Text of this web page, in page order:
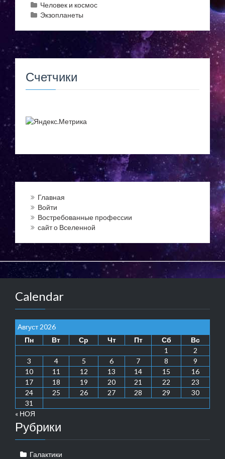
Человек и космос
Экзопланеты
Счетчики
Главная
Войти
Востребованные профессии
сайт о Вселенной
Calendar
Август 2026
Пн
Вт Ср Чт Пт Сб
Вс
1
2
3
4 5 6 7 8
9
10
11 12 13 14 15
16
17
18 19 20 21 22
23
24
25 26 27 28 29
30
31
« НОЯ
Рубрики
Галактики